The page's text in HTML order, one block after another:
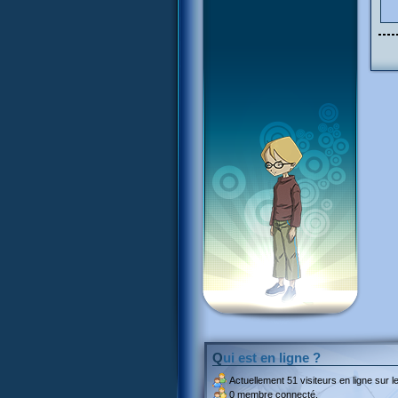
Qui est en ligne ?
Actuellement 51 visiteurs en ligne sur
0 membre connecté.